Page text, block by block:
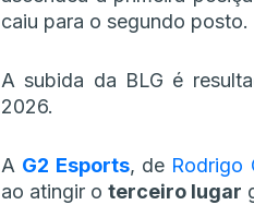
caiu para o segundo posto.
A subida da BLG é
2026.
A G2 Esports, de Rodrigo
ao atingir o terceiro lugar